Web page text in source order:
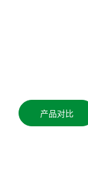
产品对比